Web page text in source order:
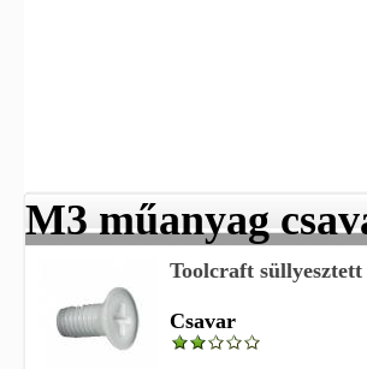
M3 műanyag
Toolcraft
Csavar